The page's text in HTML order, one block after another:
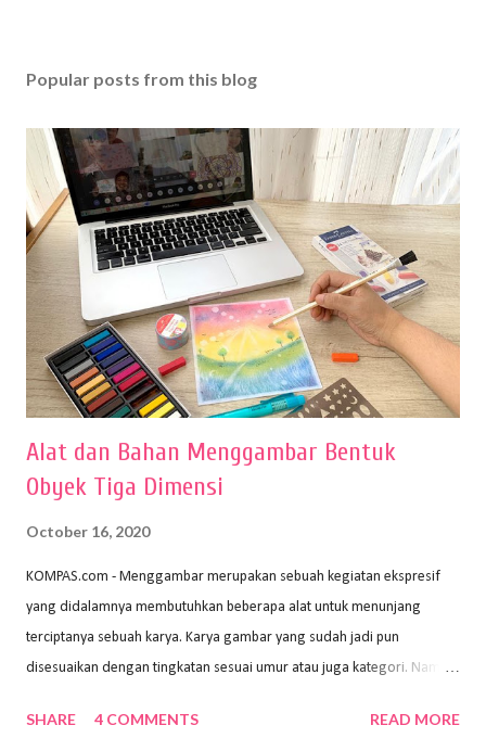
Popular posts from this blog
Alat dan Bahan Menggambar Bentuk
Obyek Tiga Dimensi
October 16, 2020
KOMPAS.com - Menggambar merupakan sebuah kegiatan ekspresif
yang didalamnya membutuhkan beberapa alat untuk menunjang
terciptanya sebuah karya. Karya gambar yang sudah jadi pun
disesuaikan dengan tingkatan sesuai umur atau juga kategori. Namun,
sehingga hasilnya bisa dilihat. Peran alat dan bahan sangat
SHARE 4 COMMENTS READ MORE